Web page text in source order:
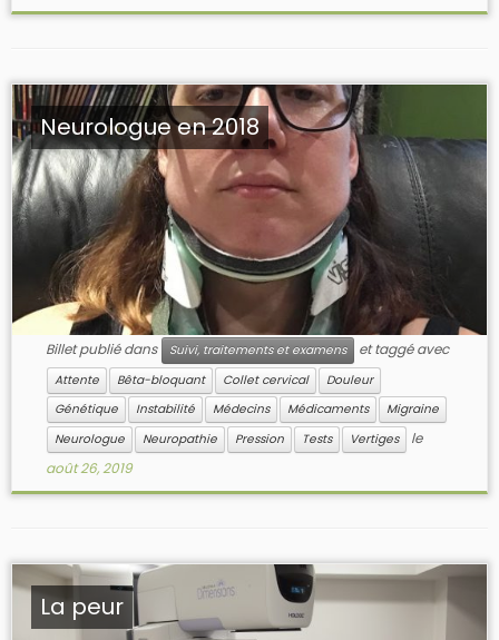
Neurologue en 2018
Billet publié dans Suivi, traitements et examens et taggé avec
Attente Bêta-bloquant Collet cervical
Douleur
Génétique
Instabilité Médecins Médicaments
Migraine
Neurologue
Neuropathie Pression Tests Vertiges
le
août 26, 2019
La peur